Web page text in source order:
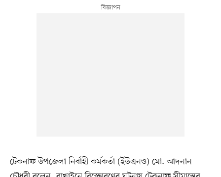
টেকনাফ উপজেলা নির্বাহী কর্মকর্তা (ইউএনও) মো. আদনান